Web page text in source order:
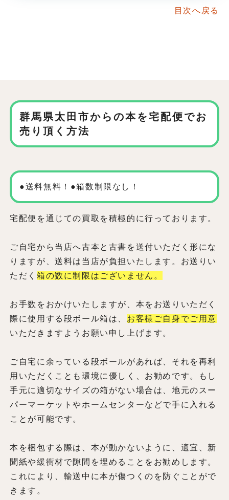
目次へ戻る
群馬県太田市からの本を宅配便でお
売り頂く方法
●送料無料！●箱数制限なし！
宅配便を通じての買取を積極的に行っております。
ご自宅から当店へ古本と古書を送付いただく形にな
りますが、送料は当店が負担いたします。お送りい
ただく 箱の数に制限はございません。
お手数をおかけいたしますが、本をお送りいただく
際に使用する段ボール箱は、 お客様ご自身でご用意
いただきますようお願い申し上げます。
ご自宅に余っている段ボールがあれば、それを再利
用いただくことも環境に優しく、お勧めです。もし
手元に適切なサイズの箱がない場合は、地元のスー
パーマーケットやホームセンターなどで手に入れる
ことが可能です。
本を梱包する際は、本が動かないように、適宜、新
聞紙や緩衝材で隙間を埋めることをお勧めします。
これにより、輸送中に本が傷つくのを防ぐことがで
きます。